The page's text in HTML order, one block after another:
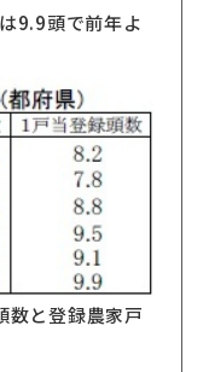
9.9頭で前年よ
数と登録農家戸